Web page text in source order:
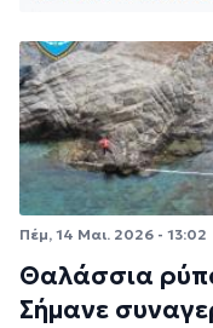
Πέμ, 14 Μαι. 2026 - 13:02
Θαλάσσια
Σήμανε